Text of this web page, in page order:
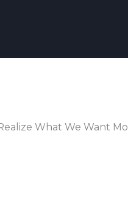
What We Want